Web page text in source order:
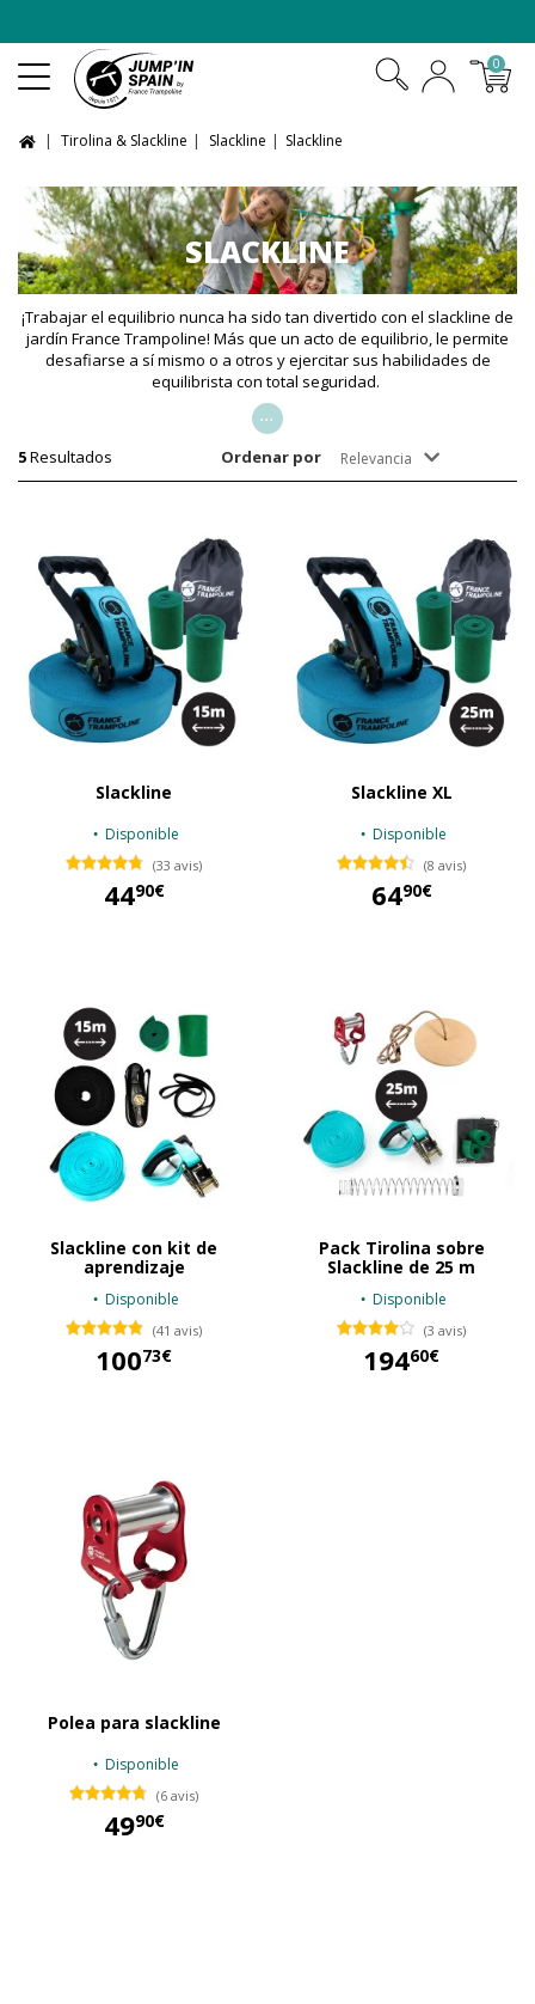
0
Tirolina & Slackline Slackline Slackline
SLACKLINE
¡Trabajar el equilibrio nunca ha sido tan divertido con el slackline de
jardín France Trampoline! Más que un acto de equilibrio, le permite
desafiarse a sí mismo o a otros y ejercitar sus habilidades de
equilibrista con total seguridad.
...
5Resultados Ordenar por Relevancia
Slackline
Disponible
(33 avis)
4490€
Slackline XL
Disponible
(8 avis)
6490€
Slackline con kit de
aprendizaje
Disponible
(41 avis)
10073€
Pack Tirolina sobre
Slackline de 25 m
Disponible
(3 avis)
19460€
Polea para slackline
Disponible
(6 avis)
4990€